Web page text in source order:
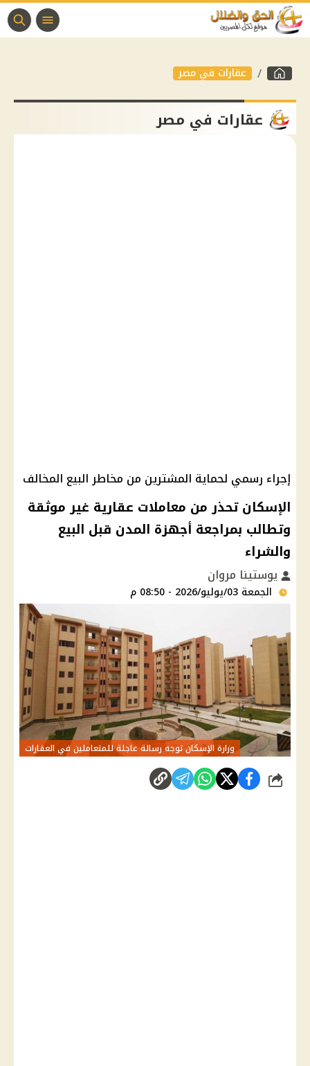
عقارات في مصر
عقارات في مصر
إجراء رسمي لحماية المشترين من مخاطر البيع المخالف
الإسكان تحذر من معاملات عقارية غير موثقة
وتطالب بمراجعة أجهزة المدن قبل البيع
والشراء
يوستينا مروان
الجمعة 03/يوليو/2026 - 08:50 م
وزارة الإسكان توجه رسالة عاجلة للمتعاملين في العقارات
شارك